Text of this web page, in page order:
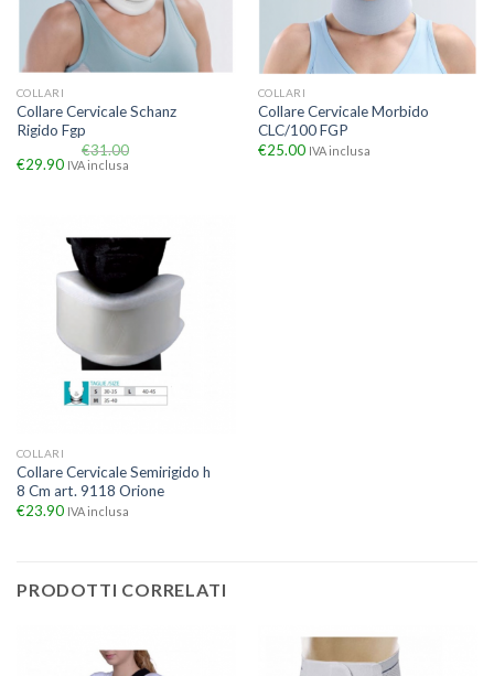
COLLARI
Collare Cervicale Schanz
Rigido Fgp
€31.00
€29.90 IVA inclusa
COLLARI
Collare Cervicale Morbido
CLC/100 FGP
€25.00 IVA inclusa
COLLARI
Collare Cervicale Semirigido h
8 Cm art. 9118 Orione
€23.90 IVA inclusa
PRODOTTI CORRELATI